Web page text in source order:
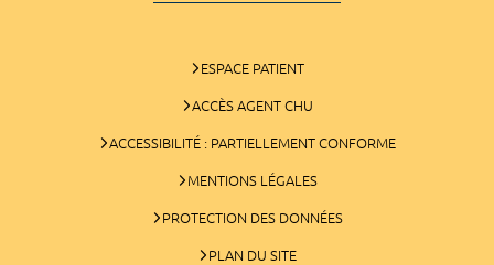
ESPACE PATIENT
ACCÈS AGENT CHU
ACCESSIBILITÉ : PARTIELLEMENT CONFORME
MENTIONS LÉGALES
PROTECTION DES DONNÉES
PLAN DU SITE